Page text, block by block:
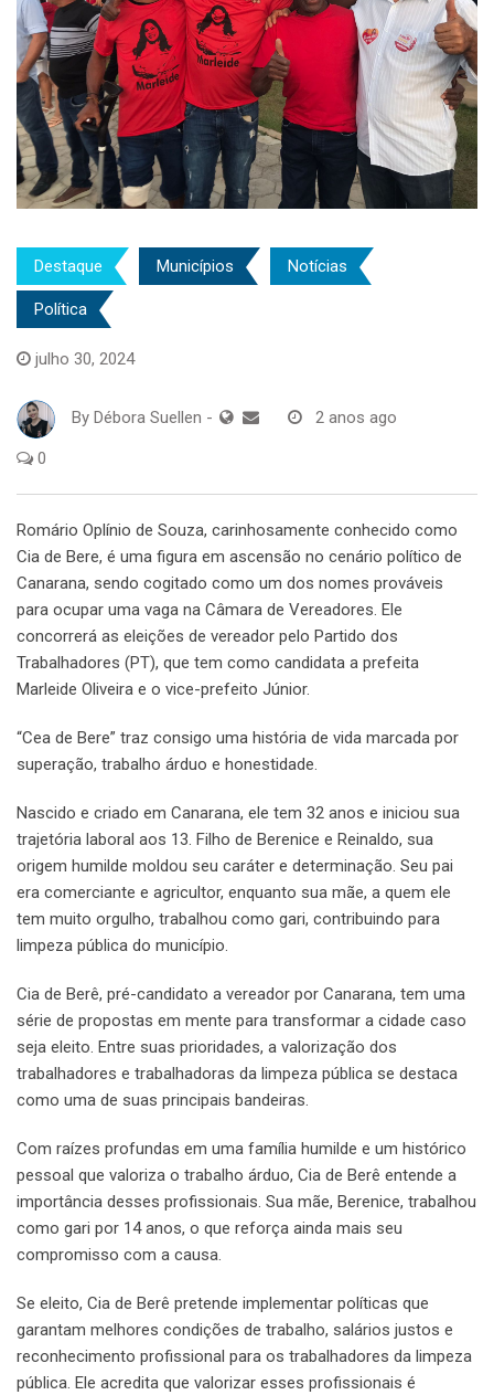
Destaque Municípios Notícias
Política
julho 30, 2024
By Débora Suellen - 2 anos ago
0
Romário Oplínio de Souza, carinhosamente conhecido como
Cia de Bere, é uma figura em ascensão no cenário político de
Canarana, sendo cogitado como um dos nomes prováveis
para ocupar uma vaga na Câmara de Vereadores. Ele
concorrerá as eleições de vereador pelo Partido dos
Trabalhadores (PT), que tem como candidata a prefeita
Marleide Oliveira e o vice-prefeito Júnior.
“Cea de Bere” traz consigo uma história de vida marcada por
superação, trabalho árduo e honestidade.
Nascido e criado em Canarana, ele tem 32 anos e iniciou sua
trajetória laboral aos 13. Filho de Berenice e Reinaldo, sua
origem humilde moldou seu caráter e determinação. Seu pai
era comerciante e agricultor, enquanto sua mãe, a quem ele
tem muito orgulho, trabalhou como gari, contribuindo para
limpeza pública do município.
Cia de Berê, pré-candidato a vereador por Canarana, tem uma
série de propostas em mente para transformar a cidade caso
seja eleito. Entre suas prioridades, a valorização dos
trabalhadores e trabalhadoras da limpeza pública se destaca
como uma de suas principais bandeiras.
Com raízes profundas em uma família humilde e um histórico
pessoal que valoriza o trabalho árduo, Cia de Berê entende a
importância desses profissionais. Sua mãe, Berenice, trabalhou
como gari por 14 anos, o que reforça ainda mais seu
compromisso com a causa.
Se eleito, Cia de Berê pretende implementar políticas que
garantam melhores condições de trabalho, salários justos e
reconhecimento profissional para os trabalhadores da limpeza
pública. Ele acredita que valorizar esses profissionais é